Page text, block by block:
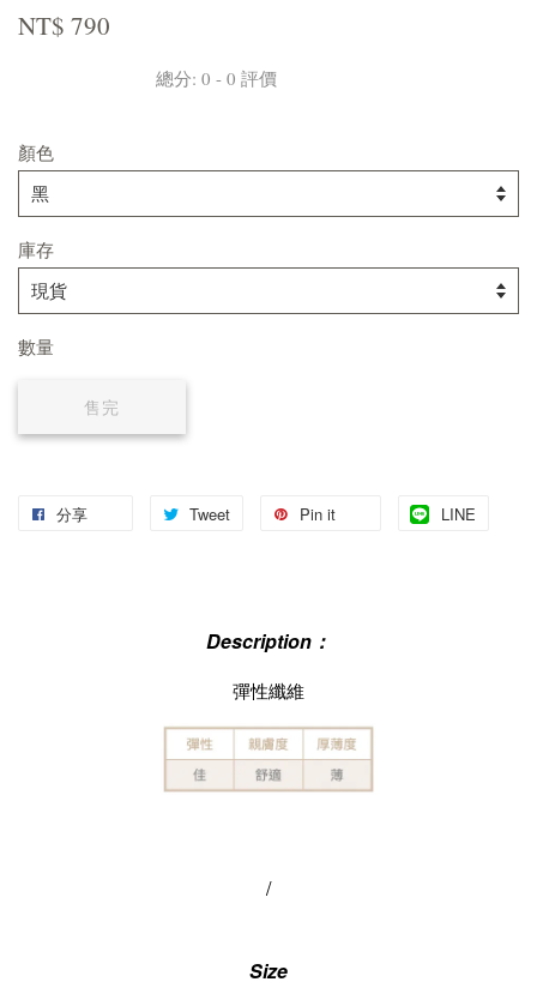
NT$ 790
總分: 0 - 0 評價
顏色
庫存
數量
售完
分享 Tweet Pin it LINE
Description：
彈性纖維
/
Size